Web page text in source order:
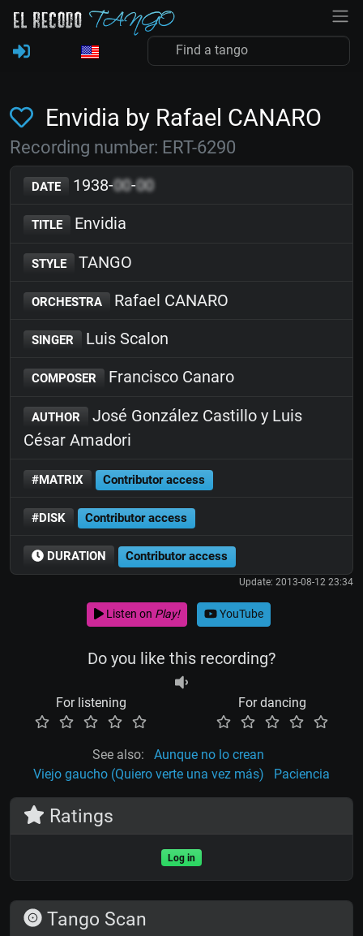
Envidia by Rafael CANARO
Recording number: ERT-6290
DATE 1938-00-00
TITLE Envidia
STYLE TANGO
ORCHESTRA Rafael CANARO
SINGER Luis Scalon
COMPOSER Francisco Canaro
AUTHOR
José González Castillo y Luis
César Amadori
#MATRIX Contributor access
#DISK Contributor access
DURATION Contributor access
Update: 2013-08-12 23:34
Listen on Play! YouTube
Do you like this recording?
For listening For dancing
See also:
Aunque no lo crean
Viejo gaucho (Quiero verte una vez más)
Paciencia
Ratings
Log in
Tango Scan